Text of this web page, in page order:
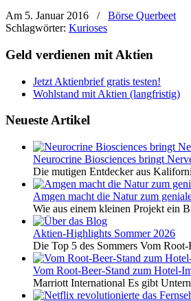
Am 5. Januar 2016
/
Börse Querbeet
Schlagwörter: Kurioses
Geld verdienen mit Aktien
Jetzt Aktienbrief gratis testen!
Wohlstand mit Aktien (langfristig)
Neueste Artikel
Neurocrine Biosciences bringt
Die mutigen Entdecker aus
Amgen macht die Natur zum
Wie aus einem kleinen Projekt ein
Aktien-Highlights Sommer 2026
Die Top 5 des Sommers Vom
Vom Root-Beer-Stand zum Hotel-
Marriott International Es gibt